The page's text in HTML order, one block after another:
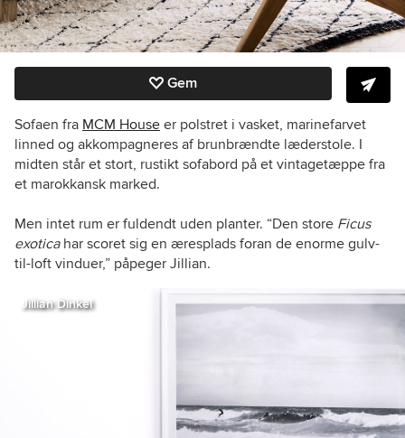
Gem
Sofaen fra MCM House er polstret i vasket, marinefarvet
linned og akkompagneres af brunbrændte læderstole. I
midten står et stort, rustikt sofabord på et vintagetæppe fra
et marokkansk marked.
Men intet rum er fuldendt uden planter. “Den store Ficus
exotica har scoret sig en æresplads foran de enorme gulv-
til-loft vinduer,” påpeger Jillian.
Jillian Dinkel